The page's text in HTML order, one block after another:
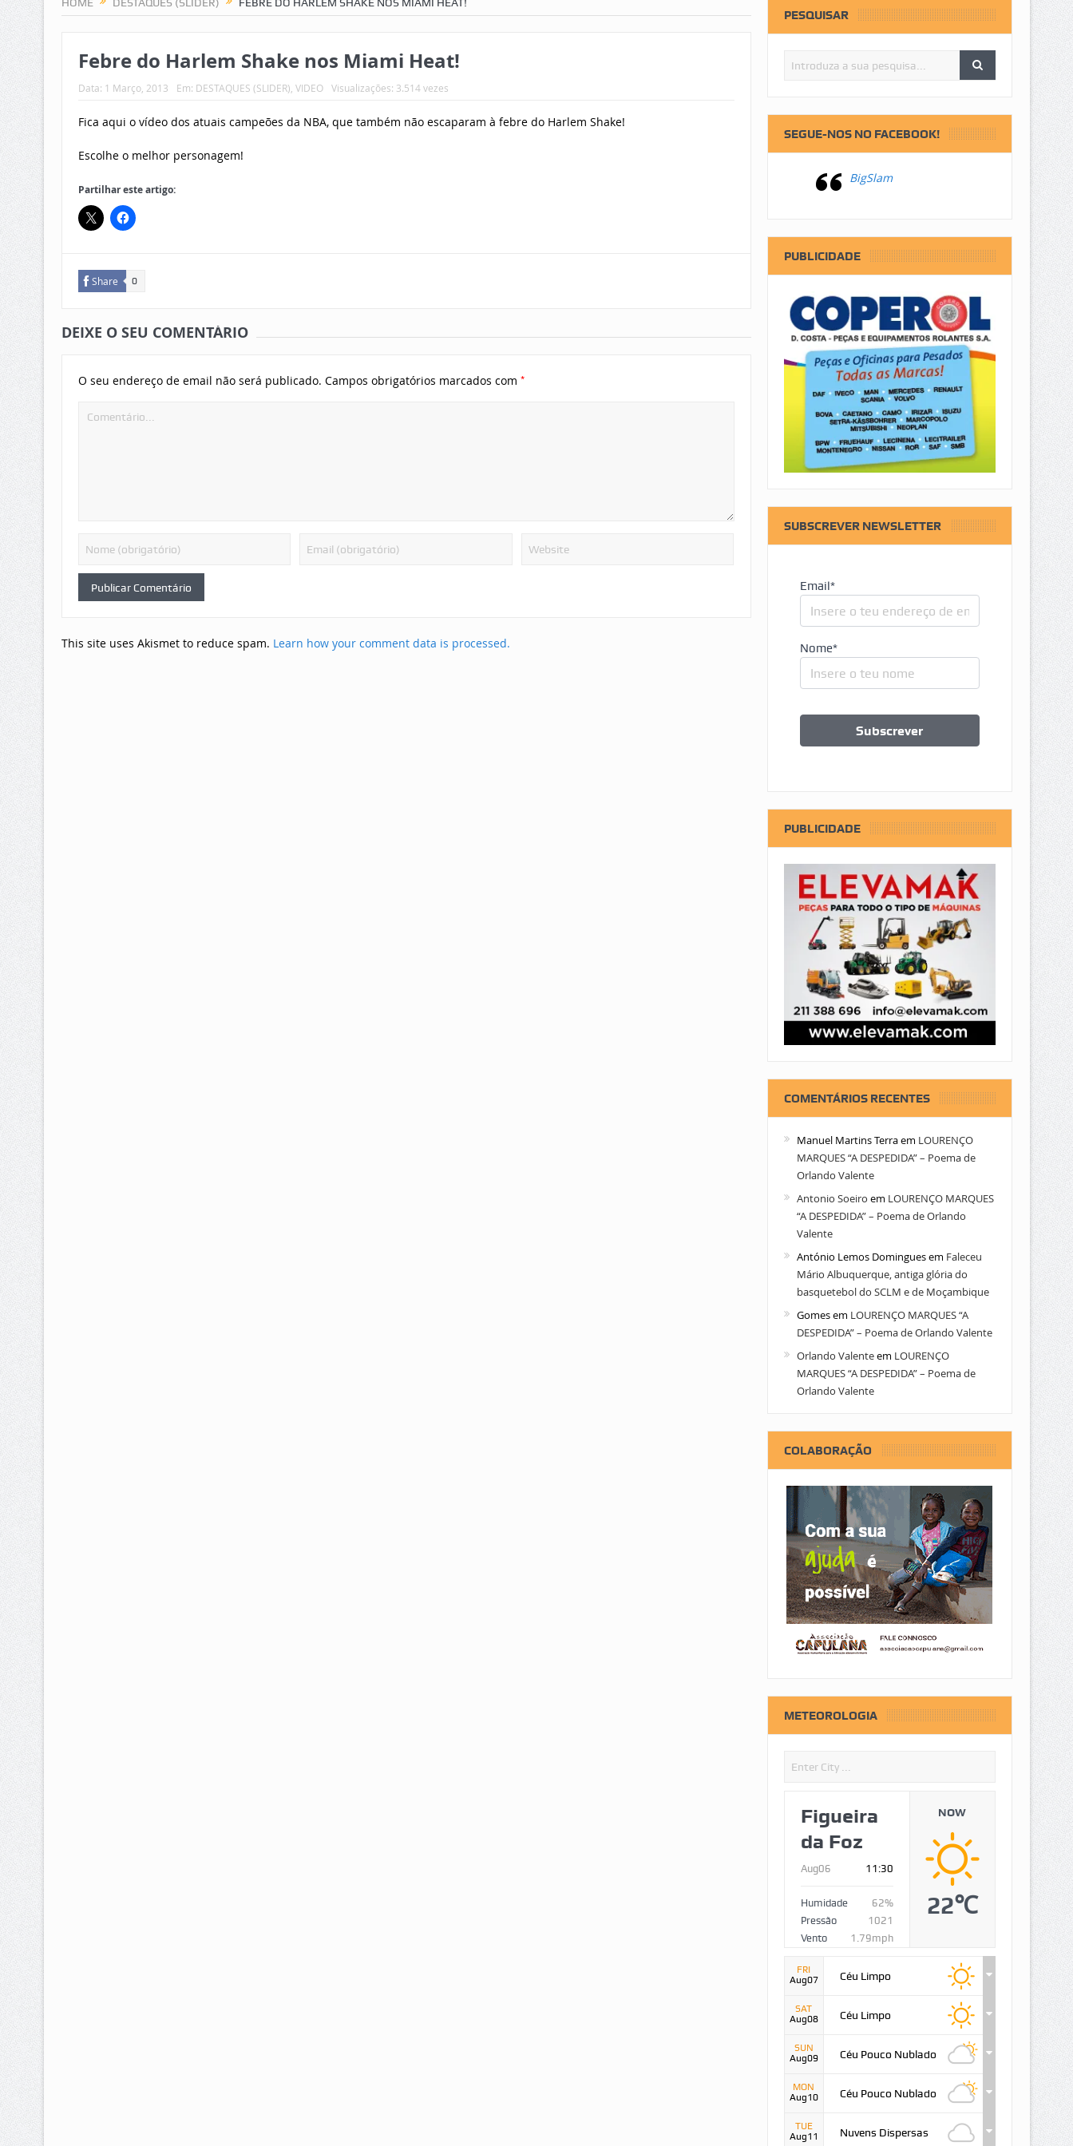
Febre do Harlem Shake nos Miami Heat!
Data: 1 Março, 2013 Em: DESTAQUES (SLIDER) VIDEO Visualizações: 3.514 vezes
Fica aqui o vídeo dos atuais campeões da NBA, que também não escaparam à febre do Harlem Shake!
Escolhe o melhor personagem!
Partilhar este artigo:
Share 0
DEIXE O SEU COMENTÁRIO
O seu endereço de email não será publicado. Campos obrigatórios marcados com *
This site uses Akismet to reduce spam. Learn how your comment data is processed.
PESQUISAR
SEGUE-NOS NO FACEBOOK!
BigSlam
PUBLICIDADE
SUBSCREVER NEWSLETTER
Email*
Nome*
PUBLICIDADE
COMENTÁRIOS RECENTES
Manuel Martins Terraem LOURENÇO
MARQUES “A DESPEDIDA” – Poema de
Orlando Valente
Antonio Soeiro em LOURENÇO MARQUES
“A DESPEDIDA” – Poema de Orlando
Valente
António Lemos Dominguesem Faleceu
Mário Albuquerque, antiga glória do
basquetebol do SCLM e de Moçambique
Gomesem LOURENÇO MARQUES “A
DESPEDIDA” – Poema de Orlando Valente
Orlando Valenteem LOURENÇO
MARQUES “A DESPEDIDA” – Poema de
Orlando Valente
COLABORAÇÃO
METEOROLOGIA
Figueira
da Foz
Aug06 11:30
Humidade
62%
Pressão
1021
Vento
1.79mph
NOW
22℃
FRI
Aug07
Céu Limpo
SAT
Aug08
Céu Limpo
SUN
Aug09
Céu Pouco Nublado
MON
Aug10
Céu Pouco Nublado
TUE
Aug11
Nuvens Dispersas